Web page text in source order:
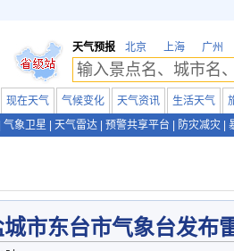
天气预报 北京 上海 广州
现在天气 气候变化 天气资讯 生活天气
气象卫星 天气雷达 预警共享平台 防灾减灾
市东台市气象台发布